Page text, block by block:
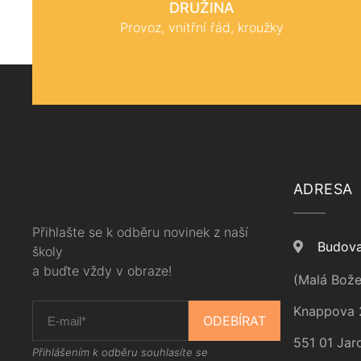
DRUŽINA
Provoz, vnitřní řád, kroužky
Přihlašte se k odběru novinek z naší
školy
a buďte vždy v obraze!
ODEBÍRAT
Přihlášením k odběru souhlasíte se
ADRESA
(Malá
Knappova
551 01